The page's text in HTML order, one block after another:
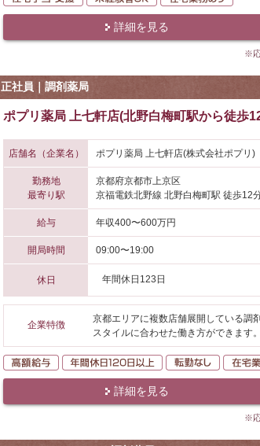
詳細を見る
※応
正社員｜調剤薬局
ポプリ薬局 上七軒店(北野白梅町駅から徒歩
店舗名（企業名） ポプリ薬局 上七軒店(株式会社ポプリ)
勤務地
最寄り駅
京都府京都市上京区
京福電鉄北野線 北野白梅町駅 徒歩12
給与 年収400〜600万円
開局時間 09:00〜19:00
休日 年間休日123日
企業特徴
京都エリアに複数店舗展開している調
スタイルに合わせた働き方ができます
高額給与 年間休日120日以上
転勤なし
詳細を見る
※応